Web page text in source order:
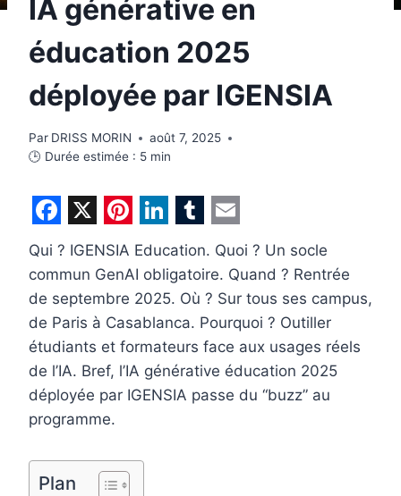
IA générative en
éducation 2025
déployée par IGENSIA
Par DRISS MORIN
août 7, 2025
🕒 Durée estimée : 5 min
F
a
c
e
b
o
o
X P
i
n
t
e
r
e
t
L
i
n
k
e
d
I
T
u
m
b
l
r
E
m
a
i
l
Qui ? IGENSIA Education. Quoi ? Un socle
commun GenAI obligatoire. Quand ? Rentrée
de septembre 2025. Où ? Sur tous ses campus,
de Paris à Casablanca. Pourquoi ? Outiller
étudiants et formateurs face aux usages réels
de l’IA. Bref, l’IA générative éducation 2025
déployée par IGENSIA passe du “buzz” au
programme.
Plan